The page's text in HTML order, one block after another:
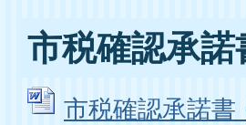
市税確認承諾
市税確認承諾